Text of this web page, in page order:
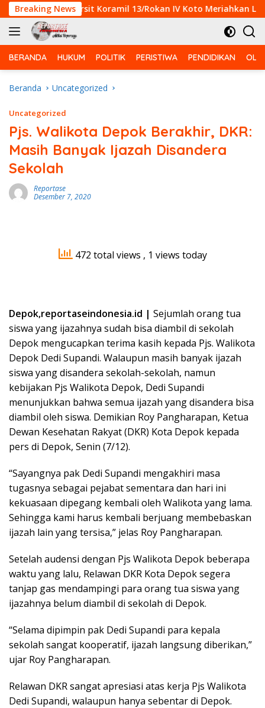
Langsung
ke
konten
Breaking News
dan Persit Koramil 13/Rokan IV Koto Meriahkan Lomba Voli
BERANDA HUKUM POLITIK PERISTIWA PENDIDIKAN
Beranda Uncategorized
Uncategorized
Pjs. Walikota Depok Berakhir, DKR:
Masih Banyak Ijazah Disandera
Sekolah
Reportase
Desember 7, 2020
472 total views , 1 views today
Depok,reportaseindonesia.id | Sejumlah orang tua
siswa yang ijazahnya sudah bisa diambil di sekolah
Depok mengucapkan terima kasih kepada Pjs. Walikota
Depok Dedi Supandi. Walaupun masih banyak ijazah
siswa yang disandera sekolah-sekolah, namun
kebijakan Pjs Walikota Depok, Dedi Supandi
menunjukkan bahwa semua ijazah yang disandera bisa
diambil oleh siswa. Demikian Roy Pangharapan, Ketua
Dewan Kesehatan Rakyat (DKR) Kota Depok kepada
pers di Depok, Senin (7/12).
“Sayangnya pak Dedi Supandi mengakhiri masa
tugasnya sebagai pejabat sementara dan hari ini
kekuasaan dipegang kembali oleh Walikota yang lama.
Sehingga kami harus kembali berjuang membebaskan
ijazah lain yang tersisa,” jelas Roy Pangharapan.
Setelah audensi dengan Pjs Walikota Depok beberapa
waktu yang lalu, Relawan DKR Kota Depok segera
tanjap gas mendampingi para orang tua siswa yang
ijazahnya belum diambil di sekolah di Depok.
“Selama dipimpin pak Dedi Supandi para kepala
sekolah sangat kooperatif, ijazah langsung diberikan,”
ujar Roy Pangharapan.
Relawan DKR sangat apresiasi atas kerja Pjs Walikota
Dedi Supandi, walaupun hanya sebentar di Depok.